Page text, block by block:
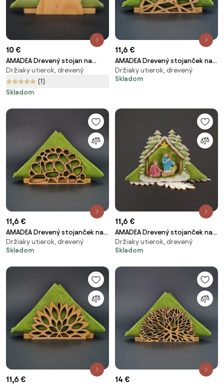
10 €
AMADEA Drevený stojan na
obrúsky v tvare jeleňa, masívne
drevo, veľkosť 13 cm
Držiaky utierok, drevený
(1)
Skladom
11,6 €
AMADEA Drevený stojanček na
obrúsky s motívom čapího
hniezda, masívne drevo,
Držiaky utierok, drevený
Skladom
11,6 €
AMADEA Drevený stojanček na
obrúsky s motívom okruhliakov,
masívne drevo, 12,5x6,5x3,5 cm
Držiaky utierok, drevený
Skladom
11,6 €
AMADEA Drevený stojanček na
obrúsky betlehem, veľkosť 10
cm, český výrobok
Držiaky utierok, drevený
Skladom
11,6 € 14 €